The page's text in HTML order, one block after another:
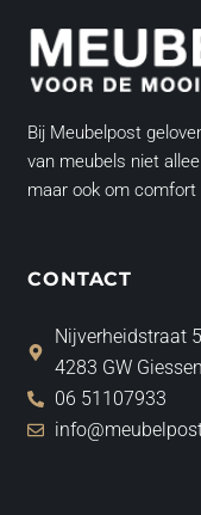
Bij Meubelpost
van meubels niet
maar ook om comfort
CONTACT
Nijverheidstraat 5
4283 GW
06 51107933